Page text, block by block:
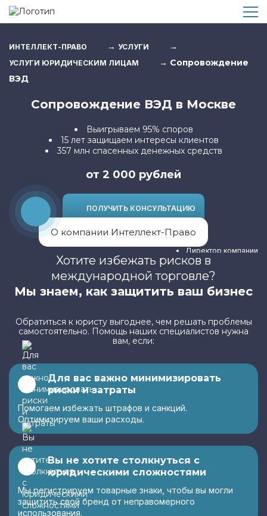
ИНТЕЛЛЕКТ-ПРАВО → УСЛУГИ →
УСЛУГИ ЮРИДИЧЕСКИМ ЛИЦАМ → Сопровождение
ВЭД
Сопровождение ВЭД в Москве
Выигрываем 95% споров
15 лет защищаем интересы клиентов
357 млн спасенных денежных средств
от 2 000 рублей
ПОЛУЧИТЬ КОНСУЛЬТАЦИЮ
О компании Интеллект-Право
Директор компании
Юрист высшей категории
Тарасенко Анастасия Александровна
Хотите избежать рисков в
международной торговле?
Мы знаем, как защитить ваш бизнес
Обратиться к юристу выгоднее, чем решать проблемы
самостоятельно. Помощь наших специалистов нужна
вам, если:
Для вас важно минимизировать
риски и затраты
Помогаем избежать штрафов и санкций.
Оптимизируем ваши расходы.
Вы не хотите столкнуться с
юридическими сложностями
Мы регистрируем товарные знаки, чтобы вы могли
защитить свой бренд от неправомерного
использования.